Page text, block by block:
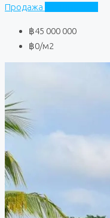
Продажа
฿45 000 000
฿0/м2